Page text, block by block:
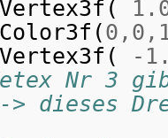
(
(0 , 0 ,
( -
Nr 3
dieses